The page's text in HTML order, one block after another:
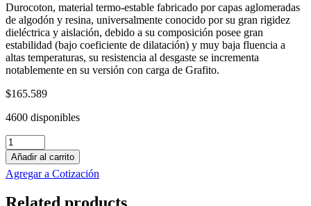
Durocoton, material termo-estable fabricado por capas aglomeradas
de algodón y resina, universalmente conocido por su gran rigidez
dieléctrica y aislación, debido a su composición posee gran
estabilidad (bajo coeficiente de dilatación) y muy baja fluencia a
altas temperaturas, su resistencia al desgaste se incrementa
notablemente en su versión con carga de Grafito.
$165.589
4600 disponibles
Barra
de
Durocotón
1mt
50mm
Añadir al carrito
Agregar a Cotización